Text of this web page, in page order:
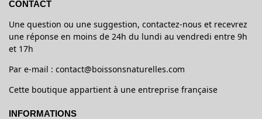
CONTACT
Une question ou une suggestion, contactez-nous et recevrez
une réponse en moins de 24h du lundi au vendredi entre 9h
et 17h
Par e-mail : contact@boissonsnaturelles.com
Cette boutique appartient à une entreprise française
INFORMATIONS